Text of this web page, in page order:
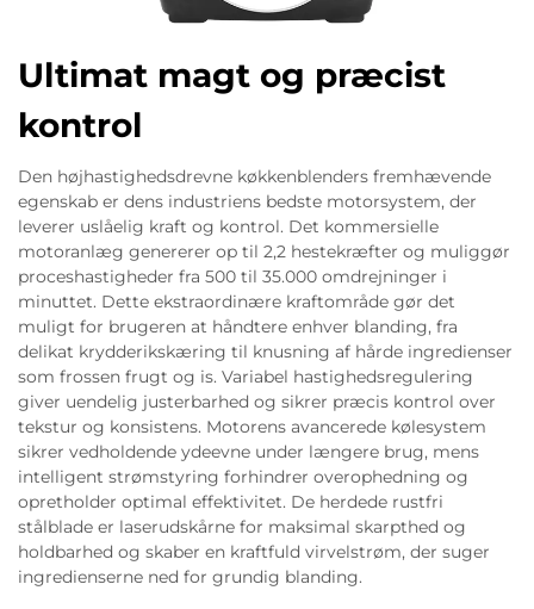
Ultimat magt og præcist
kontrol
Den højhastighedsdrevne køkkenblenders fremhævende
egenskab er dens industriens bedste motorsystem, der
leverer uslåelig kraft og kontrol. Det kommersielle
motoranlæg genererer op til 2,2 hestekræfter og muliggør
proceshastigheder fra 500 til 35.000 omdrejninger i
minuttet. Dette ekstraordinære kraftområde gør det
muligt for brugeren at håndtere enhver blanding, fra
delikat krydderikskæring til knusning af hårde ingredienser
som frossen frugt og is. Variabel hastighedsregulering
giver uendelig justerbarhed og sikrer præcis kontrol over
tekstur og konsistens. Motorens avancerede kølesystem
sikrer vedholdende ydeevne under længere brug, mens
intelligent strømstyring forhindrer overophedning og
opretholder optimal effektivitet. De herdede rustfri
stålblade er laserudskårne for maksimal skarpthed og
holdbarhed og skaber en kraftfuld virvelstrøm, der suger
ingredienserne ned for grundig blanding.